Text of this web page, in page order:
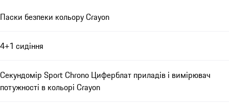
Паски безпеки кольору Crayon
4+1 сидіння
Секундомір Sport Chrono Циферблат приладів і вимірювач
потужності в кольорі Crayon